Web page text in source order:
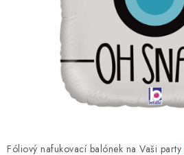
BLAHOPŘÁNÍ
BUBLIFUKY
DORTOVÉ SVÍČKY A OZDOBY
Fóliový nafukovací balónek na Vaši party